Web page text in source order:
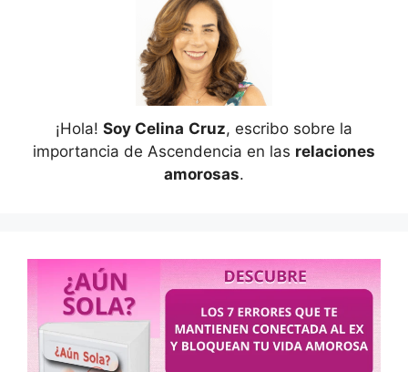
¡Hola! Soy Celina Cruz, escribo sobre la
importancia de Ascendencia en las relaciones
amorosas.